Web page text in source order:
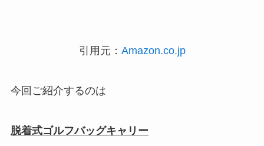
引用元： Amazon.co.jp
今回ご紹介するのは
脱着式ゴルフバッグキャリー